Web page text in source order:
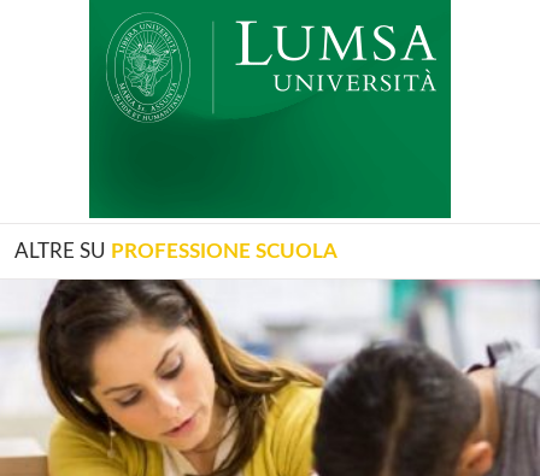
ALTRE SU PROFESSIONE SCUOLA